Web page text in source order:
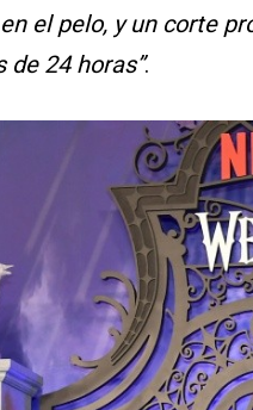
el pelo, y un corte
de 24 horas”.